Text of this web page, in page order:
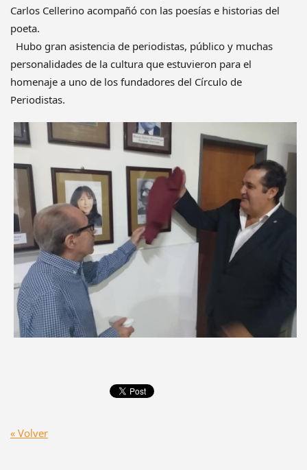
Carlos Cellerino acompañó con las poesías e historias del
poeta.
Hubo gran asistencia de periodistas, público y muchas
personalidades de la cultura que estuvieron para el
homenaje a uno de los fundadores del Círculo de
Periodistas.
« Volver